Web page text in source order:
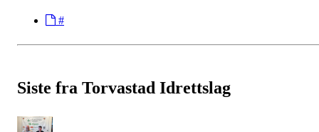
#
Siste fra Torvastad Idrettslag